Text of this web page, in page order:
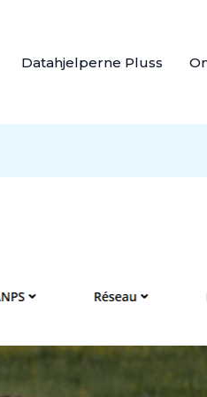
Datahjelperne Pluss